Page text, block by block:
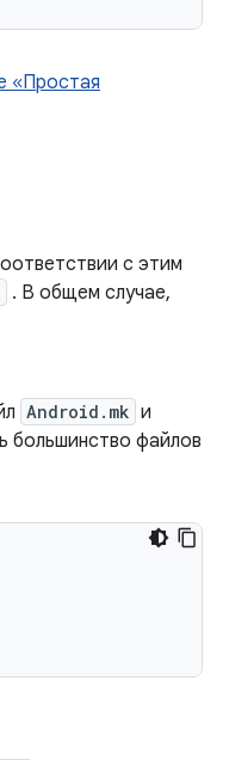
«Простая
с этим
. В общем случае,
Android.mk и
большинство файлов